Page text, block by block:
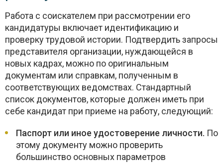
Работа с соискателем при рассмотрении его
кандидатуры включает идентификацию и
проверку трудовой истории. Подтвердить запросы
представителя организации, нуждающейся в
новых кадрах, можно по оригинальным
документам или справкам, полученным в
соответствующих ведомствах. Стандартный
список документов, которые должен иметь при
себе кандидат при приеме на работу, следующий:
Паспорт или иное удостоверение личности. По
этому документу можно проверить
большинство основных параметров